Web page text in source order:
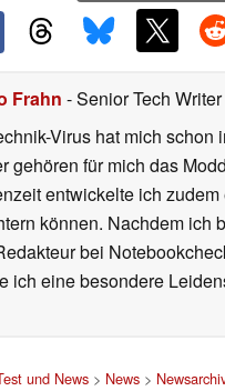
Frahn - Senior Tech Writer
Virus hat mich
gehören für mich das
entwickelte ich
können. Nachdem ich
bei
ich eine besondere
und News> News>